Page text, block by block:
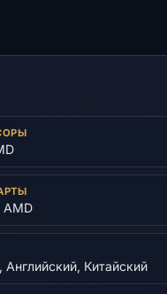
AMD
Английский, Китайский